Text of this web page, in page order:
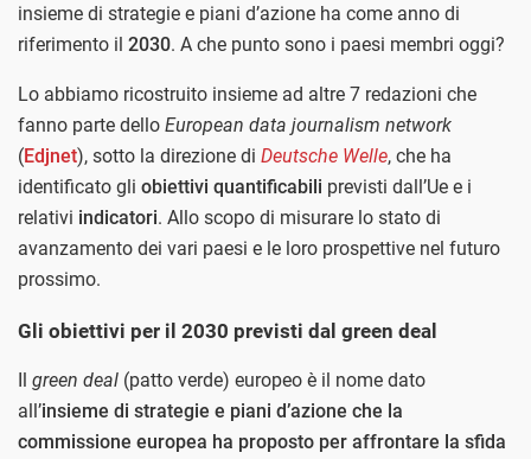
insieme di strategie e piani d’azione ha come anno di
riferimento il 2030. A che punto sono i paesi membri oggi?
Lo abbiamo ricostruito insieme ad altre 7 redazioni che
fanno parte dello European data journalism network
(Edjnet), sotto la direzione di Deutsche Welle, che ha
identificato gli obiettivi quantificabili previsti dall’Ue e i
relativi indicatori. Allo scopo di misurare lo stato di
avanzamento dei vari paesi e le loro prospettive nel futuro
prossimo.
Gli obiettivi per il 2030 previsti dal green deal
Il green deal (patto verde) europeo è il nome dato
all’insieme di strategie e piani d’azione che la
commissione europea ha proposto per affrontare la sfida